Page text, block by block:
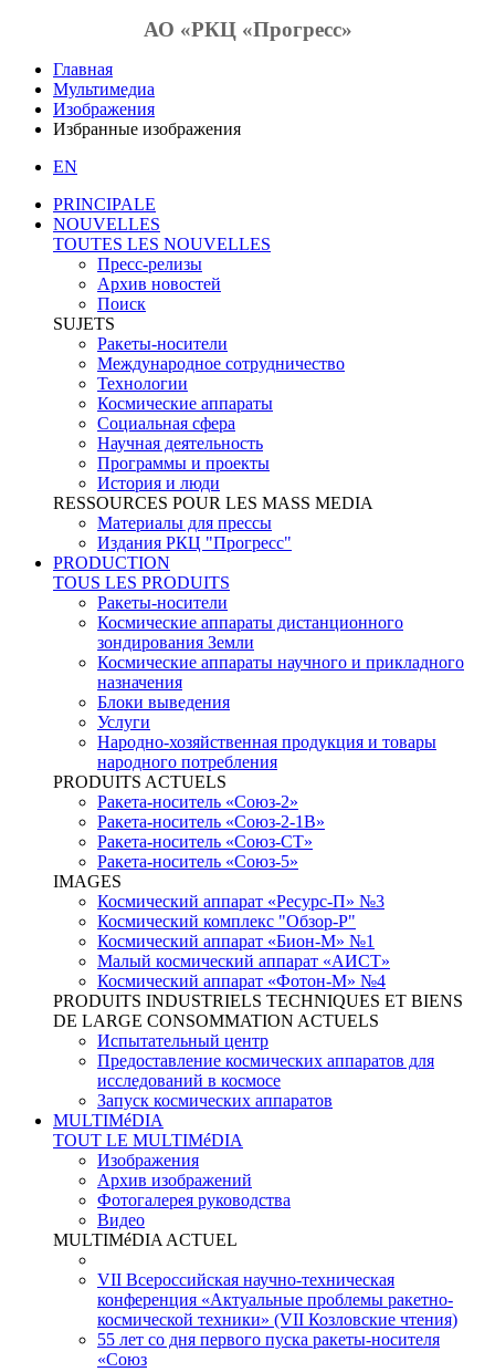
АО «РКЦ «Прогресс»
Главная
Мультимедиа
Изображения
Избранные изображения
EN
PRINCIPALE
NOUVELLES
TOUTES LES NOUVELLES
Пресс-релизы
Архив новостей
Поиск
SUJETS
Ракеты-носители
Международное сотрудничество
Технологии
Космические аппараты
Социальная сфера
Научная деятельность
Программы и проекты
История и люди
RESSOURCES POUR LES MASS MEDIA
Материалы для прессы
Издания РКЦ "Прогресс"
PRODUCTION
TOUS LES PRODUITS
Ракеты-носители
Космические аппараты дистанционного
зондирования Земли
Космические аппараты научного и прикладного
назначения
Блоки выведения
Услуги
Народно-хозяйственная продукция и товары
народного потребления
PRODUITS ACTUELS
Ракета-носитель «Союз-2»
Ракета-носитель «Союз-2-1В»
Ракета-носитель «Союз-СТ»
Ракета-носитель «Союз-5»
IMAGES
Космический аппарат «Ресурс-П» №3
Космический комплекс "Обзор-Р"
Космический аппарат «Бион-М» №1
Малый космический аппарат «АИСТ»
Космический аппарат «Фотон-М» №4
PRODUITS INDUSTRIELS TECHNIQUES ET BIENS
DE LARGE CONSOMMATION ACTUELS
Испытательный центр
Предоставление космических аппаратов для
исследований в космосе
Запуск космических аппаратов
MULTIMéDIA
TOUT LE MULTIMéDIA
Изображения
Архив изображений
Фотогалерея руководства
Видео
MULTIMéDIA ACTUEL
VII Всероссийская научно-техническая
конференция «Актуальные проблемы ракетно-
космической техники» (VII Козловские чтения)
55 лет со дня первого пуска ракеты-носителя
«Союз